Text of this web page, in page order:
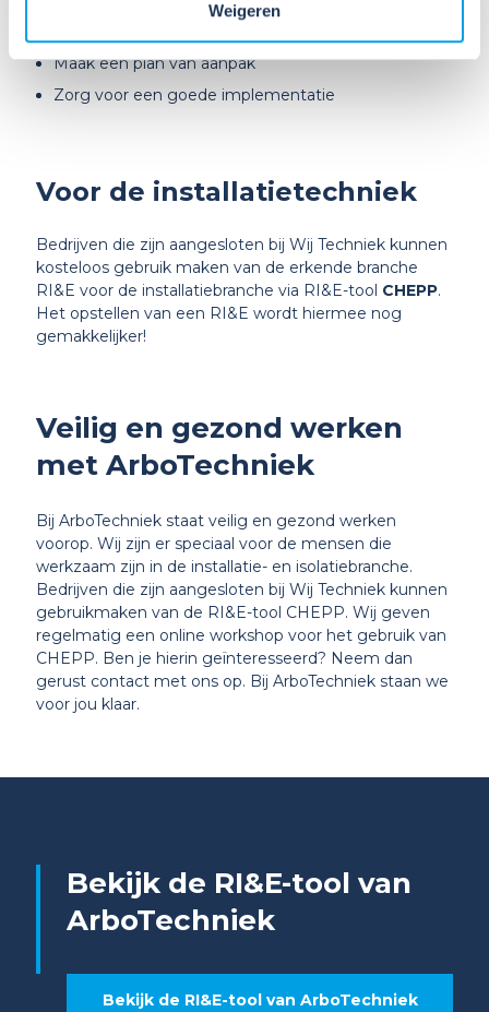
Weigeren
Maak een plan van aanpak
Zorg voor een goede implementatie
Voor de installatietechniek
Bedrijven die zijn aangesloten bij Wij Techniek kunnen
kosteloos gebruik maken van de erkende branche
RI&E voor de installatiebranche via RI&E-tool CHEPP.
Het opstellen van een RI&E wordt hiermee nog
gemakkelijker!
Veilig en gezond werken
met ArboTechniek
Bij ArboTechniek staat veilig en gezond werken
voorop. Wij zijn er speciaal voor de mensen die
werkzaam zijn in de installatie- en isolatiebranche.
Bedrijven die zijn aangesloten bij Wij Techniek kunnen
gebruikmaken van de RI&E-tool CHEPP. Wij geven
regelmatig een online workshop voor het gebruik van
CHEPP. Ben je hierin geïnteresseerd? Neem dan
gerust contact met ons op. Bij ArboTechniek staan we
voor jou klaar.
Bekijk de RI&E-tool van
ArboTechniek
Bekijk de RI&E-tool van ArboTechniek